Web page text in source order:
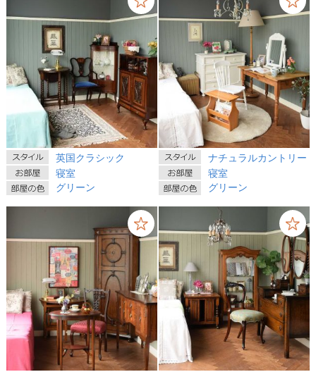
英国クラシック
寝室
グリーン
ナチュラルカントリー
寝室
グリーン